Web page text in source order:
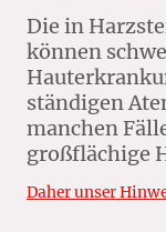
Die in
können
ständigen
manchen
großflächige
Daher unser